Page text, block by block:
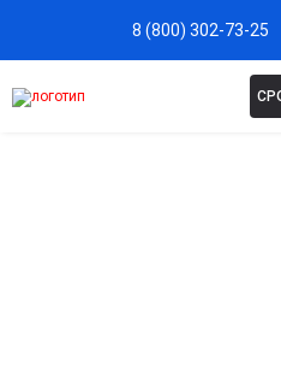
8 (800) 302-73-25